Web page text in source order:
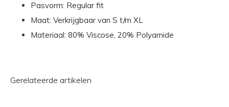
Pasvorm: Regular fit
Maat: Verkrijgbaar van S t/m XL
Materiaal: 80% Viscose, 20% Polyamide
Gerelateerde artikelen